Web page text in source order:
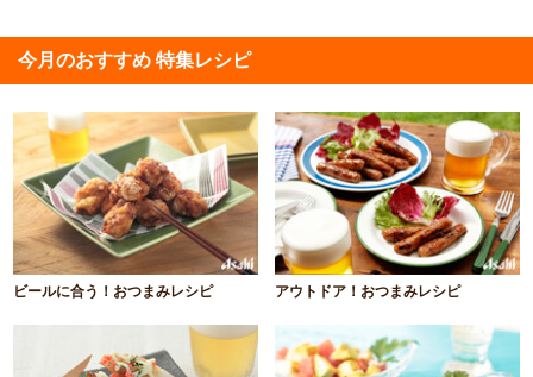
今月のおすすめ 特集レシピ
ビールに合う！おつまみレシピ アウトドア！おつまみレシピ